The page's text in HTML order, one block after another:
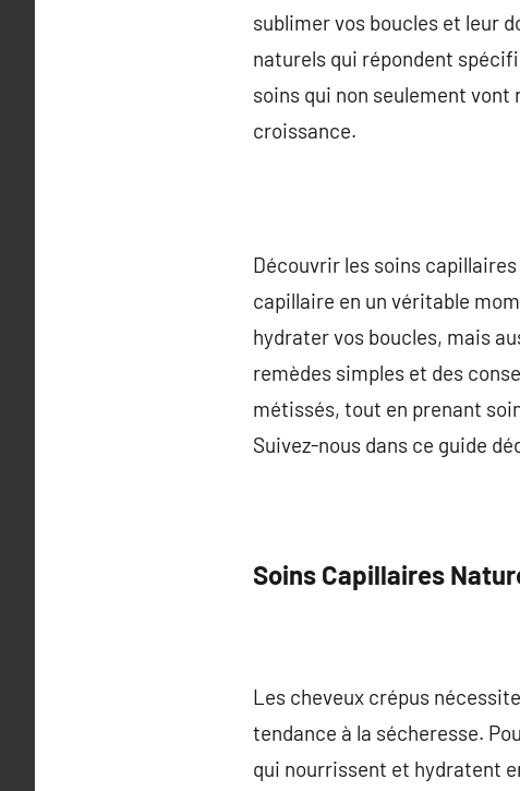
sublimer vos boucles et leur
naturels qui répondent
soins qui non seulement
croissance.
Découvrir les soins
capillaire en un véritable
hydrater vos boucles, mais
remèdes simples et des
métissés, tout en prenant
Suivez-nous dans ce guide
Soins Capillaires
Les cheveux crépus
tendance à la sécheresse.
qui nourrissent et hydratent